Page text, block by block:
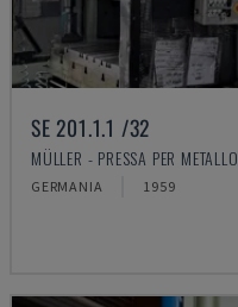
SE 201.1.1 /32
MÜLLER - PRESSA PER METALLO
GERMANIA 1959